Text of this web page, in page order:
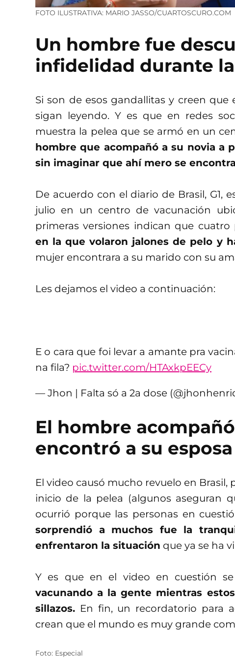
FOTO ILUSTRATIVA: MARIO JASSO/CUARTOSCURO.COM
Un hombre fue
infidelidad durante
Si son de esos gandallitas y creen que
sigan leyendo. Y es que en redes
muestra la pelea que se armó en un
hombre que acompañó a su novia a
sin imaginar que ahí mero se
De acuerdo con el diario de Brasil, G1,
julio en un centro de vacunación
primeras versiones indican que
en la que volaron jalones de pelo y
mujer encontrara a su marido con su
Les dejamos el video a continuación:
E o cara que foi levar a amante pra
na fila? pic.twitter.com/HTAxkpEECy
— Jhon | Falta só a 2a dose
El hombre
encontró a su esposa
El video causó mucho revuelo en Brasil,
inicio de la pelea (algunos aseguran
ocurrió porque las personas en
sorprendió a muchos fue la
enfrentaron la situación que ya se ha
Y es que en el video en cuestión
vacunando a la gente mientras
sillazos. En fin, un recordatorio para
crean que el mundo es muy grande
Foto: Especial